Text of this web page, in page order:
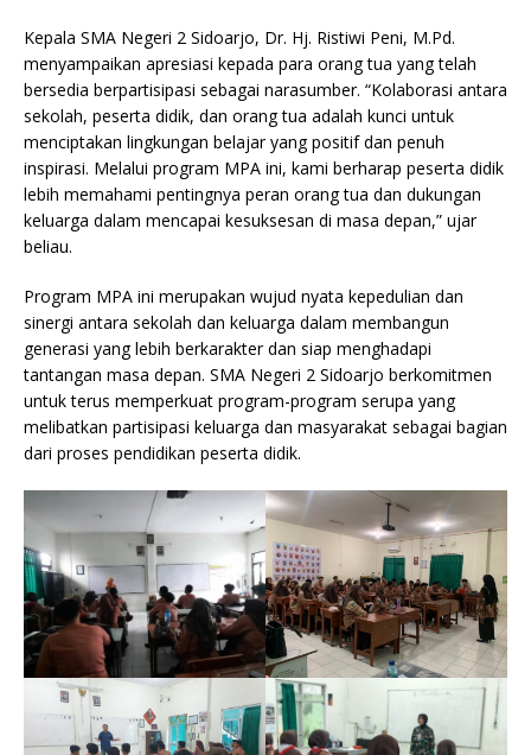
Kepala SMA Negeri 2 Sidoarjo, Dr. Hj. Ristiwi Peni, M.Pd.
menyampaikan apresiasi kepada para orang tua yang telah
bersedia berpartisipasi sebagai narasumber. “Kolaborasi antara
sekolah, peserta didik, dan orang tua adalah kunci untuk
menciptakan lingkungan belajar yang positif dan penuh
inspirasi. Melalui program MPA ini, kami berharap peserta didik
lebih memahami pentingnya peran orang tua dan dukungan
keluarga dalam mencapai kesuksesan di masa depan,” ujar
beliau.
Program MPA ini merupakan wujud nyata kepedulian dan
sinergi antara sekolah dan keluarga dalam membangun
generasi yang lebih berkarakter dan siap menghadapi
tantangan masa depan. SMA Negeri 2 Sidoarjo berkomitmen
untuk terus memperkuat program-program serupa yang
melibatkan partisipasi keluarga dan masyarakat sebagai bagian
dari proses pendidikan peserta didik.